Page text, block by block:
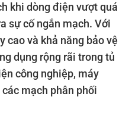
khi dòng điện vượt quá
sự cố ngắn mạch. Với
cao và khả năng bảo vệ
dụng rộng rãi trong tủ
công nghiệp, máy
mạch phân phối